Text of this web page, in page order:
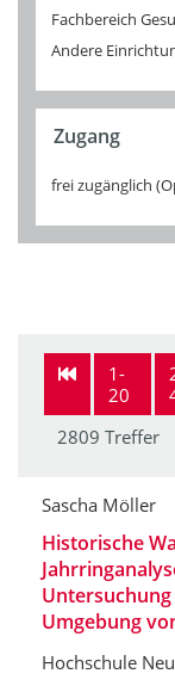
Fachbereich
Andere
Zugang
frei zugänglich
1-
20
2809 Treffer
Sascha Möller
Historische
Umgebung
Hochschule